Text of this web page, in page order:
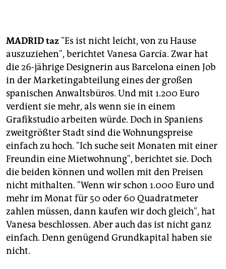
MADRIDtaz "Es ist nicht leicht, von zu Hause
auszuziehen", berichtet Vanesa García. Zwar hat
die 26-jährige Designerin aus Barcelona einen Job
in der Marketingabteilung eines der großen
spanischen Anwaltsbüros. Und mit 1.200 Euro
verdient sie mehr, als wenn sie in einem
Grafikstudio arbeiten würde. Doch in Spaniens
zweitgrößter Stadt sind die Wohnungspreise
einfach zu hoch. "Ich suche seit Monaten mit einer
Freundin eine Mietwohnung", berichtet sie. Doch
die beiden können und wollen mit den Preisen
nicht mithalten. "Wenn wir schon 1.000 Euro und
mehr im Monat für 50 oder 60 Quadratmeter
zahlen müssen, dann kaufen wir doch gleich", hat
Vanesa beschlossen. Aber auch das ist nicht ganz
einfach. Denn genügend Grundkapital haben sie
nicht.